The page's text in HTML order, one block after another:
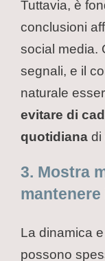
Tuttavia, è
conclusioni
social media.
segnali, e il
naturale
evitare di
quotidiana di
3. Mostra
La dinamica
possono